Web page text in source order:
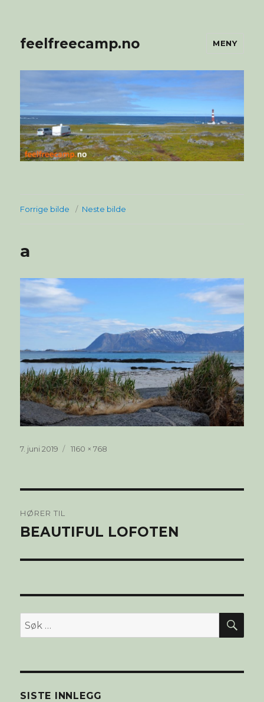
feelfreecamp.no MENY
Forrige bilde Neste bilde
a
Publisert
7. juni 2019
Full
1160 × 768
HØRER TIL
BEAUTIFUL LOFOTEN
Søk
etter:
SISTE INNLEGG